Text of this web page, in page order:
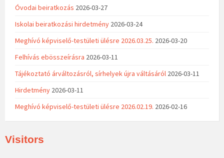
Óvodai beiratkozás 2026-03-27
Iskolai beiratkozási hirdetmény 2026-03-24
Meghívó képviselő-testületi ülésre 2026.03.25. 2026-03-20
Felhívás ebösszeírásra 2026-03-11
Tájékoztató árváltozásról, sírhelyek újra váltásáról 2026-03-11
Hirdetmény 2026-03-11
Meghívó képviselő-testületi ülésre 2026.02.19. 2026-02-16
Visitors